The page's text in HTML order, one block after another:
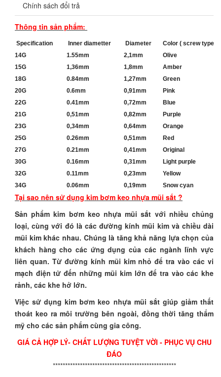
Chính sách đổi trả
Thông tin sản phẩm:
Specification Inner diametter Diameter
Color ( screw type)
14G
1.55mm 2,1mm
Olive
15G
1,36mm 1,8mm
Amber
18G
0.84mm 1,27mm
Green
20G
0.6mm 0,91mm
Pink
22G
0.41mm 0,72mm
Blue
21G
0,51mm 0,82mm
Purple
23G
0,34mm 0,64mm
Orange
25G
0.26mm 0,51mm
Red
27G
0.21mm 0,41mm
Original
30G
0.16mm 0,31mm
Light purple
32G
0.11mm 0,23mm
Yellow
34G
0.06mm 0,19mm Snow cyan
Tại sao nên sử dụng kim bơm keo nhựa mũi sắt ?
Sản phẩm kim bơm keo nhựa mũi sắt với nhiều chủng
loại, cùng với đó là các đường kính mũi kim và chiều dài
mũi kim khác nhau. Chúng là tăng khả năng lựa chọn của
khách hàng cho các ứng dụng của các ngành lĩnh vực
liên quan. Từ đường kính mũi kim nhỏ để tra vào các vi
mạch điện tử đến những mũi kim lớn để tra vào các khe
rảnh, các khe hở lớn.
Việc sử dụng kim bơm keo nhựa mũi sắt giúp giảm thất
thoát keo ra môi trường bên ngoài, đồng thời tăng thẩm
mỹ cho các sản phẩm cùng gia công.
GIÁ CẢ HỢP LÝ- CHẤT LƯỢNG TUYỆT VỜI - PHỤC VỤ CHU
ĐÁO
**************************************************